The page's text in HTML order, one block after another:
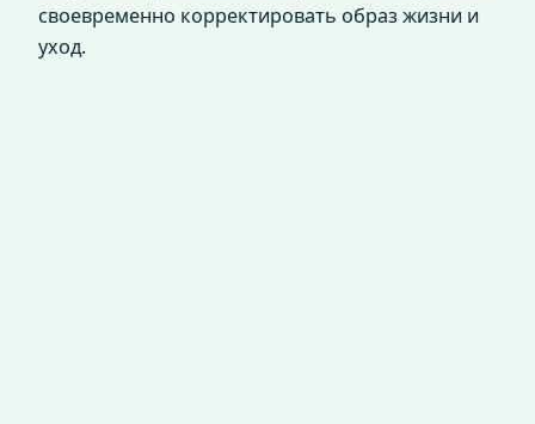
своевременно корректировать образ жизни и
уход.